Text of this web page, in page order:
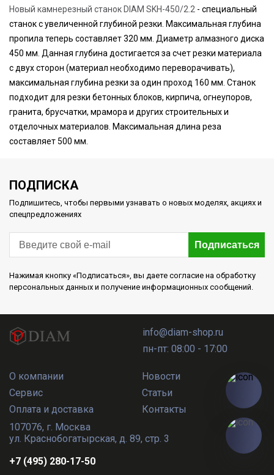
Новый камнерезный станок DIAM SKH-450/2.2 - специальный
станок с увеличенной глубиной резки. Максимальная глубина
пропила теперь составляет 320 мм. Диаметр алмазного диска
450 мм. Данная глубина достигается за счет резки материала
с двух сторон (материал необходимо переворачивать),
максимальная глубина резки за один проход 160 мм. Станок
подходит для резки бетонных блоков, кирпича, огнеупоров,
гранита, брусчатки, мрамора и других строительных и
отделочных материалов. Максимальная длина реза
составляет 500 мм.
ПОДПИСКА
Подпишитесь, чтобы первыми узнавать о новых моделях, акциях и
спецпредложениях
Подписаться
Нажимая кнопку «Подписаться», вы даете согласие на обработку
персональных данных и получение информационных сообщений.
О компании
Сервис
Оплата и доставка
Новости
Статьи
Контакты
info@diam-shop.ru
пн-пт: 08:00 - 17:00
107076, г. Москва
ул. Краснобогатырская, д. 89, стр. 3
+7 (495) 280-17-50